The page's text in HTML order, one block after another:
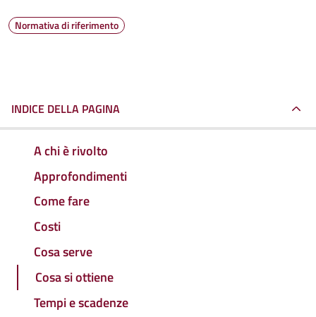
Normativa di riferimento
INDICE DELLA PAGINA
A chi è rivolto
Approfondimenti
Come fare
Costi
Cosa serve
Cosa si ottiene
Tempi e scadenze